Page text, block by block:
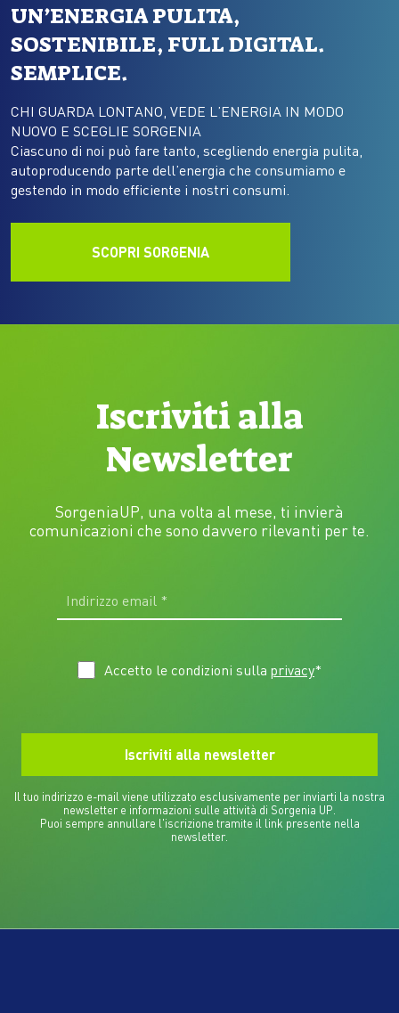
UN’ENERGIA PULITA,
SOSTENIBILE, FULL DIGITAL.
SEMPLICE.
CHI GUARDA LONTANO, VEDE L’ENERGIA IN MODO
NUOVO E SCEGLIE SORGENIA
Ciascuno di noi può fare tanto, scegliendo energia pulita,
autoproducendo parte dell’energia che consumiamo e
gestendo in modo efficiente i nostri consumi.
SCOPRI SORGENIA
Iscriviti alla
Newsletter
SorgeniaUP, una volta al mese, ti invierà
comunicazioni che sono davvero rilevanti per te.
Accetto le condizioni sulla privacy*
Il tuo indirizzo e-mail viene utilizzato esclusivamente per inviarti la nostra
newsletter e informazioni sulle attività di Sorgenia UP.
Puoi sempre annullare l'iscrizione tramite il link presente nella
newsletter.